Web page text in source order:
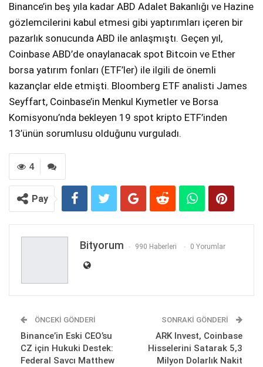
Binance’in beş yıla kadar ABD Adalet Bakanlığı ve Hazine
gözlemcilerini kabul etmesi gibi yaptırımları içeren bir
pazarlık sonucunda ABD ile anlaşmıştı. Geçen yıl,
Coinbase ABD’de onaylanacak spot Bitcoin ve Ether
borsa yatırım fonları (ETF’ler) ile ilgili de önemli
kazançlar elde etmişti. Bloomberg ETF analisti James
Seyffart, Coinbase’in Menkul Kıymetler ve Borsa
Komisyonu’nda bekleyen 19 spot kripto ETF’inden
13’ünün sorumlusu olduğunu vurguladı​.
4
Pay
Bityorum 990 Haberleri 0 Yorumlar
ÖNCEKI GÖNDERI
Binance’in Eski CEO’su
CZ için Hukuki Destek:
Federal Savcı Matthew
SONRAKI GÖNDERI
ARK Invest, Coinbase
Hisselerini Satarak 5,3
Milyon Dolarlık Nakit